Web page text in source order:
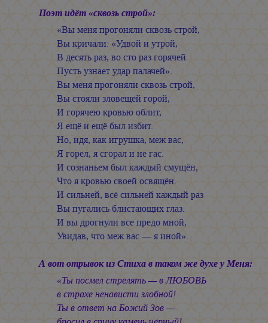
Поэт идёт «сквозь строй»:
«Вы меня прогоняли сквозь строй,
Вы кричали: «Удвой и утрой,
В десять раз, во сто раз горячей
Пусть узнает удар палачей».
Вы меня прогоняли сквозь строй,
Вы стояли зловещей горой,
И горячею кровью облит,
Я ещё и ещё был избит.
Но, идя, как игрушка, меж вас,
Я горел, я сгорал и не гас.
И сознаньем был каждый смущён,
Что я кровью своей освящён.
И сильней, всё сильней каждый раз
Вы пугались блистающих глаз.
И вы дрогнули все предо мной,
Увидав, что меж вас — я иной».
А вот отрывок из Стиха в таком же духе у Меня:
«Ты посмел стрелять — в ЛЮБОВЬ
в страхе ненависти злобной!
Ты в ответ на Божий Зов —